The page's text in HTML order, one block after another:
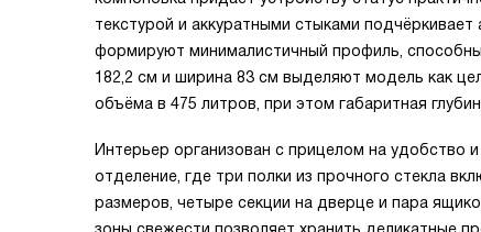
текстурой и аккуратными стыками
формируют минималистичный профиль,
182,2 см и ширина 83 см выделяют модель как
объёма в 475 литров, при этом габаритная
Интерьер организован с прицелом на удобство
отделение, где три полки из прочного стекла
размеров, четыре секции на дверце и пара